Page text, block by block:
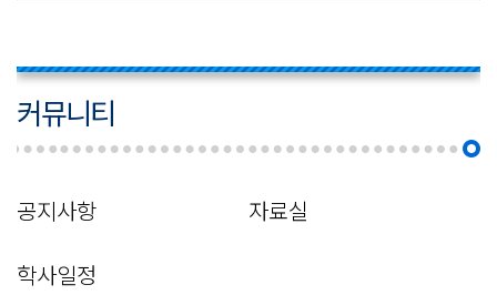
커뮤니티
공지사항
자료실
학사일정